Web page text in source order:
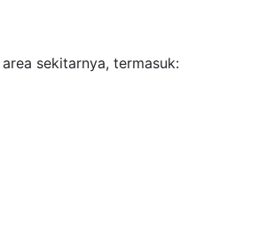
sekitarnya, termasuk: